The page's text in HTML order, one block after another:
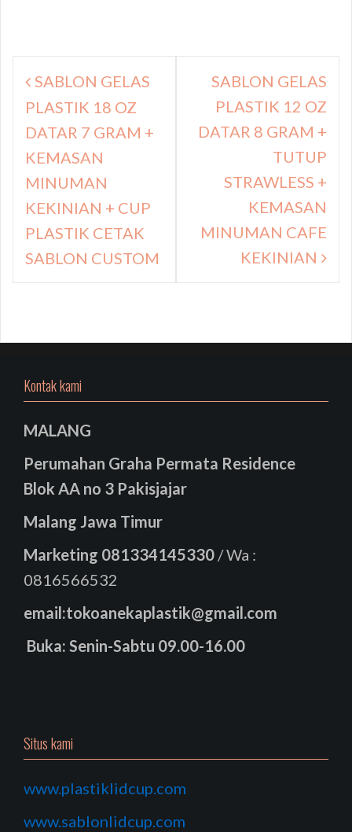
Navigasi
pos
SABLON GELAS
PLASTIK 18 OZ
DATAR 7 GRAM +
KEMASAN
MINUMAN
KEKINIAN + CUP
PLASTIK CETAK
SABLON CUSTOM
SABLON GELAS
PLASTIK 12 OZ
DATAR 8 GRAM +
TUTUP
STRAWLESS +
KEMASAN
MINUMAN CAFE
KEKINIAN
Kontak kami
MALANG
Perumahan Graha Permata Residence
Blok AA no 3 Pakisjajar
Malang Jawa Timur
Marketing 081334145330 / Wa :
0816566532
email:tokoanekaplastik@gmail.com
Buka: Senin-Sabtu 09.00-16.00
Situs kami
www.plastiklidcup.com
www.sablonlidcup.com